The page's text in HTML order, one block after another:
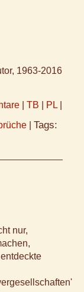
1963-2016
TB PL
Tags:
nur,